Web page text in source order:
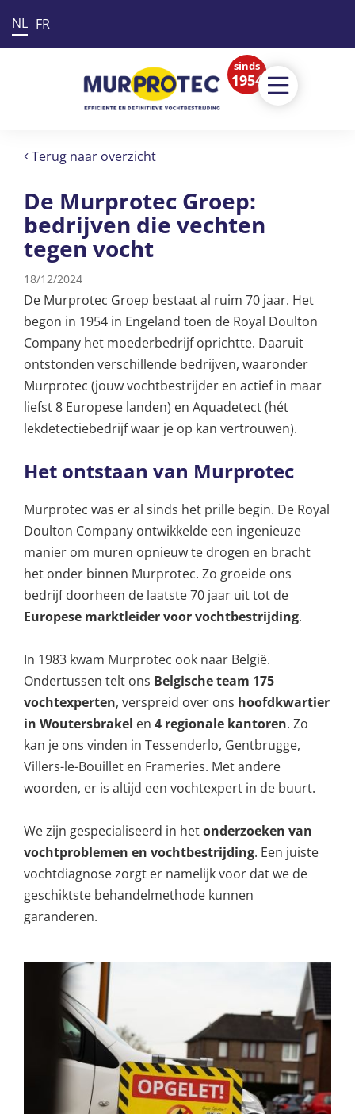
NL FR
sinds
1954
Terug naar overzicht
De Murprotec Groep:
bedrijven die vechten
tegen vocht
18/12/2024
De Murprotec Groep bestaat al ruim 70 jaar. Het
begon in 1954 in Engeland toen de Royal Doulton
Company het moederbedrijf oprichtte. Daaruit
ontstonden verschillende bedrijven, waaronder
Murprotec (jouw vochtbestrijder en actief in maar
liefst 8 Europese landen) en Aquadetect (hét
lekdetectiebedrijf waar je op kan vertrouwen).
Het ontstaan van Murprotec
Murprotec was er al sinds het prille begin. De Royal
Doulton Company ontwikkelde een ingenieuze
manier om muren opnieuw te drogen en bracht
het onder binnen Murprotec. Zo groeide ons
bedrijf doorheen de laatste 70 jaar uit tot de
Europese marktleider voor vochtbestrijding.
In 1983 kwam Murprotec ook naar België.
Ondertussen telt ons Belgische team 175
vochtexperten, verspreid over ons hoofdkwartier
in Woutersbrakel en 4 regionale kantoren. Zo
kan je ons vinden in Tessenderlo, Gentbrugge,
Villers-le-Bouillet en Frameries. Met andere
woorden, er is altijd een vochtexpert in de buurt.
We zijn gespecialiseerd in hetonderzoeken van
vochtproblemen en vochtbestrijding. Een juiste
vochtdiagnose zorgt er namelijk voor dat we de
geschiktste behandelmethode kunnen
garanderen.